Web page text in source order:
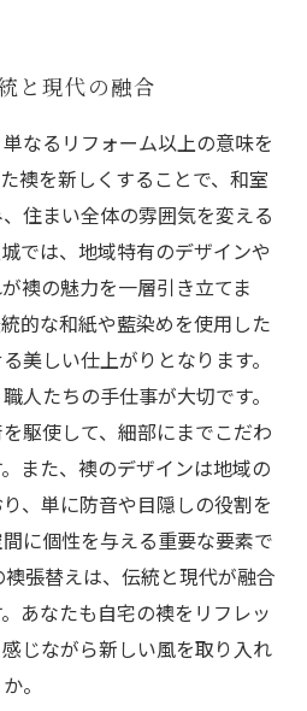
と現代の融合
なるリフォーム以上の意味を
襖を新しくすることで、和室
住まい全体の雰囲気を変える
では、地域特有のデザインや
襖の魅力を一層引き立てま
的な和紙や藍染めを使用した
美しい仕上がりとなります。
人たちの手仕事が大切です。
駆使して、細部にまでこだわ
また、襖のデザインは地域の
、単に防音や目隠しの役割を
に個性を与える重要な要素で
張替えは、伝統と現代が融合
あなたも自宅の襖をリフレッ
じながら新しい風を取り入れ
。